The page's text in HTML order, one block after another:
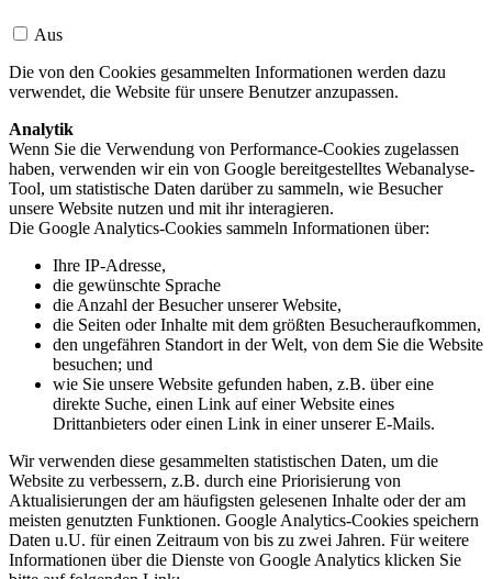
Aus
Die von den Cookies gesammelten Informationen werden dazu
verwendet, die Website für unsere Benutzer anzupassen.
Analytik
Wenn Sie die Verwendung von Performance-Cookies zugelassen
haben, verwenden wir ein von Google bereitgestelltes Webanalyse-
Tool, um statistische Daten darüber zu sammeln, wie Besucher
unsere Website nutzen und mit ihr interagieren.
Die Google Analytics-Cookies sammeln Informationen über:
Ihre IP-Adresse,
die gewünschte Sprache
die Anzahl der Besucher unserer Website,
die Seiten oder Inhalte mit dem größten Besucheraufkommen,
den ungefähren Standort in der Welt, von dem Sie die Website
besuchen; und
wie Sie unsere Website gefunden haben, z.B. über eine
direkte Suche, einen Link auf einer Website eines
Drittanbieters oder einen Link in einer unserer E-Mails.
Wir verwenden diese gesammelten statistischen Daten, um die
Website zu verbessern, z.B. durch eine Priorisierung von
Aktualisierungen der am häufigsten gelesenen Inhalte oder der am
meisten genutzten Funktionen. Google Analytics-Cookies speichern
Daten u.U. für einen Zeitraum von bis zu zwei Jahren. Für weitere
Informationen über die Dienste von Google Analytics klicken Sie